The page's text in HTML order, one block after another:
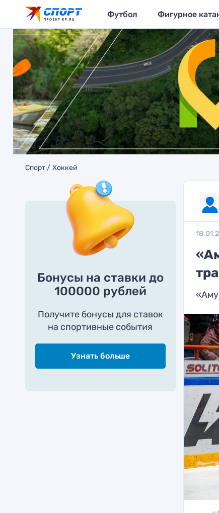
Футбол Фигурное
Спорт Хоккей
Бонусы на ставки до
100000 рублей
Получите бонусы для ставок
на спортивные события
Узнать больше